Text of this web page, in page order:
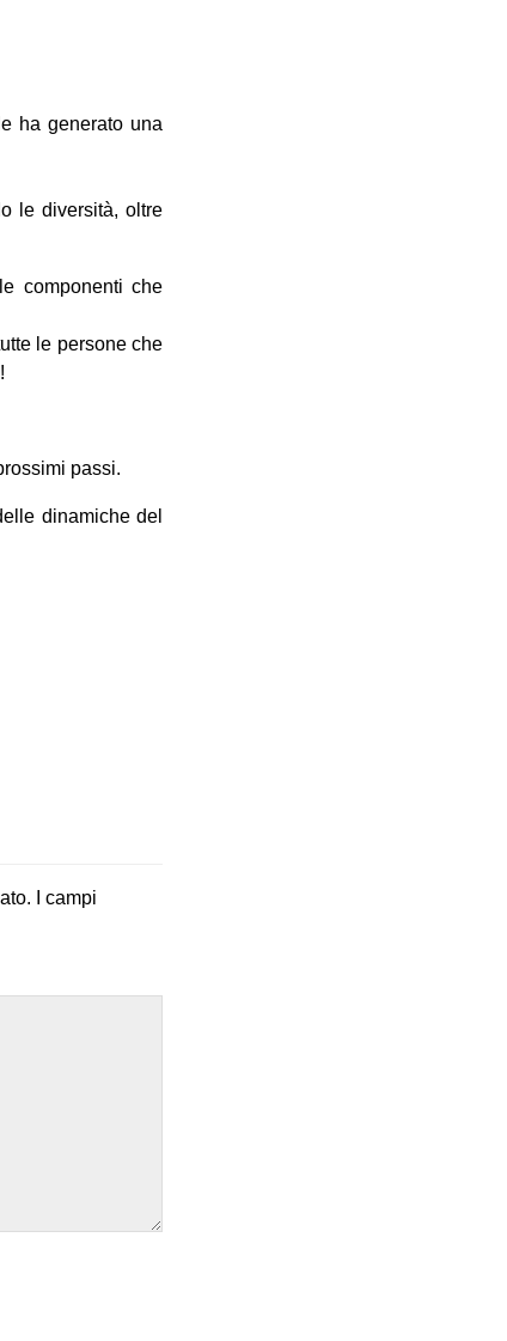
ha generato una
le diversità, oltre
componenti che
le persone che
passi.
dinamiche del
I campi